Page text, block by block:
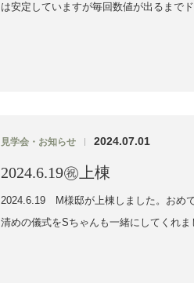
は安定していますが毎回数値が出るまで
見学会・お知らせ | 2024.07.01
2024.6.19㊗上棟
2024.6.19 M様邸が上棟しました。おめ
清めの儀式をSちゃんも一緒にしてくれ